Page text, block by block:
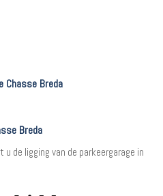
Chasse Breda
Breda
de ligging van de parkeergarage in